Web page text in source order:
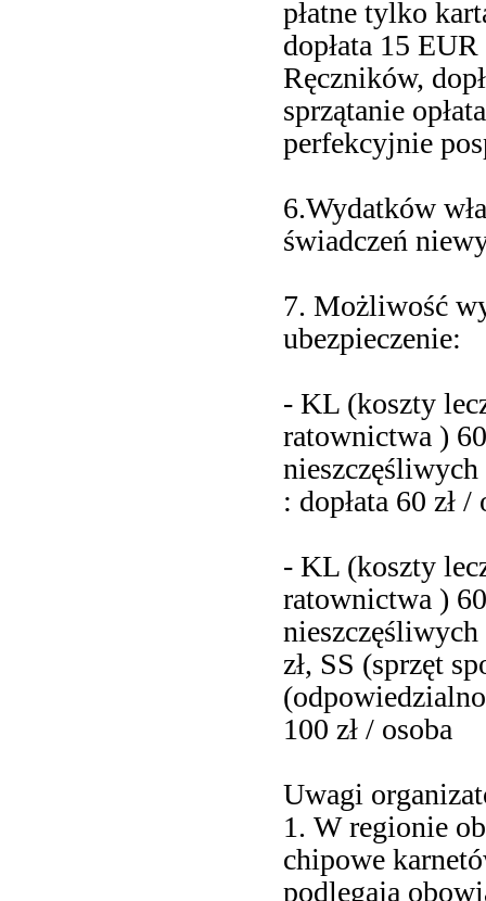
płatne tylko
dopłata 15
Ręczników,
sprzątanie
perfekcyjnie
6.Wydatków
świadczeń
7. Możliwość
ubezpieczenie:
- KL (koszty
ratownictwa )
nieszczęśliwych
: dopłata 60 zł /
- KL (koszty
ratownictwa )
zł, SS (sprzęt
100 zł / osoba
Uwagi
1. W regionie
chipowe
podlegają